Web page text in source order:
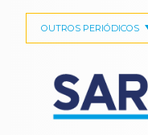
OUTROS PERIÓDICOS